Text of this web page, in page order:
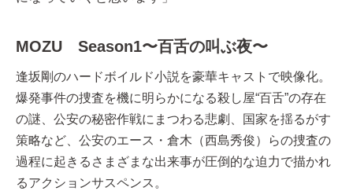
MOZU Season1〜百舌の叫ぶ夜〜
逢坂剛のハードボイルド小説を豪華キャストで映像化。
爆発事件の捜査を機に明らかになる殺し屋“百舌”の存在
の謎、公安の秘密作戦にまつわる悲劇、国家を揺るがす
策略など、公安のエース・倉木（西島秀俊）らの捜査の
過程に起きるさまざまな出来事が圧倒的な迫力で描かれ
るアクションサスペンス。